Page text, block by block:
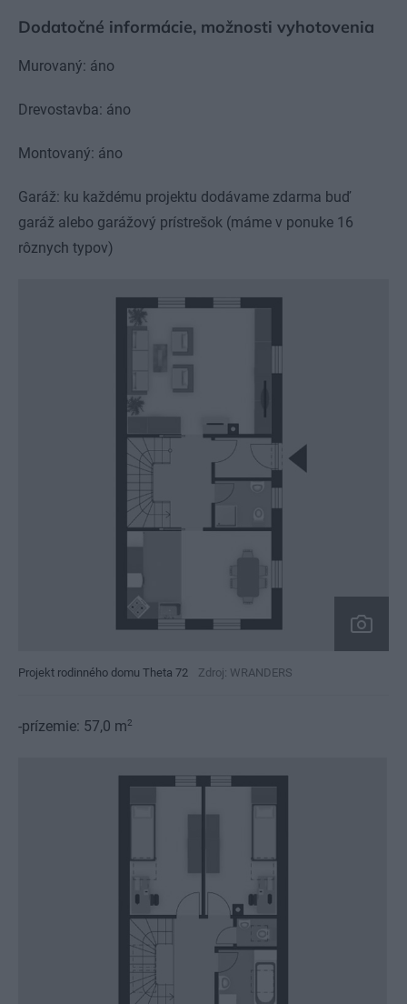
Dodatočné informácie, možnosti vyhotovenia
Murovaný: áno
Drevostavba: áno
Montovaný: áno
Garáž: ku každému projektu dodávame zdarma buď
garáž alebo garážový prístrešok (máme v ponuke 16
rôznych typov)
Projekt rodinného domu Theta 72 Zdroj: WRANDERS
-prízemie: 57,0 m2